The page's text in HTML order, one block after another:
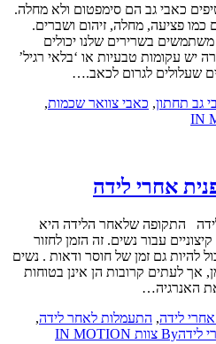
כאבי גב הם סימפטום ולא מחלה.
כמו פציעה, מחלה, זיהום ושברים.
בשרירים שלנו יכולים
יש עקומות טבעיות או ‘בלאי רגיל’
שעלולים לגרום לכאב.…
גב תחתון, כאבי צוואר שכמות,
אחרי לידה
לידה התקופה שלאחר הלידה היא
עבור נשים. זה הזמן לחזור
להיות גם זמן של חוסר ודאות . נשים
אך לעתים קרובות הן אינן בטוחות
האנרגיה…
לידה, התעמלות לאחר לידה,
לידהBy צוות IN MOTION